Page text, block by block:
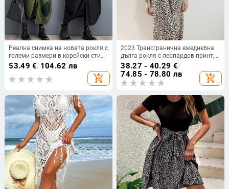
Реална снимка на новата рокля с
големи размери в корейски стил
за есен и зима 2025 г. с уникален
дизайн, изработка, цип и
свободна кройка
53.49 €/104.62 лв
add_shopping_cart
2023 Трансгранична ежедневна
дълга рокля с леопардов принт,
лека луксозна винтидж рокля,
универсална, слим кройка, слим
кройка, елегантна корейска
рокля
38.27 - 40.29 €/
74.85 - 78.80 лв
add_shopping_cart